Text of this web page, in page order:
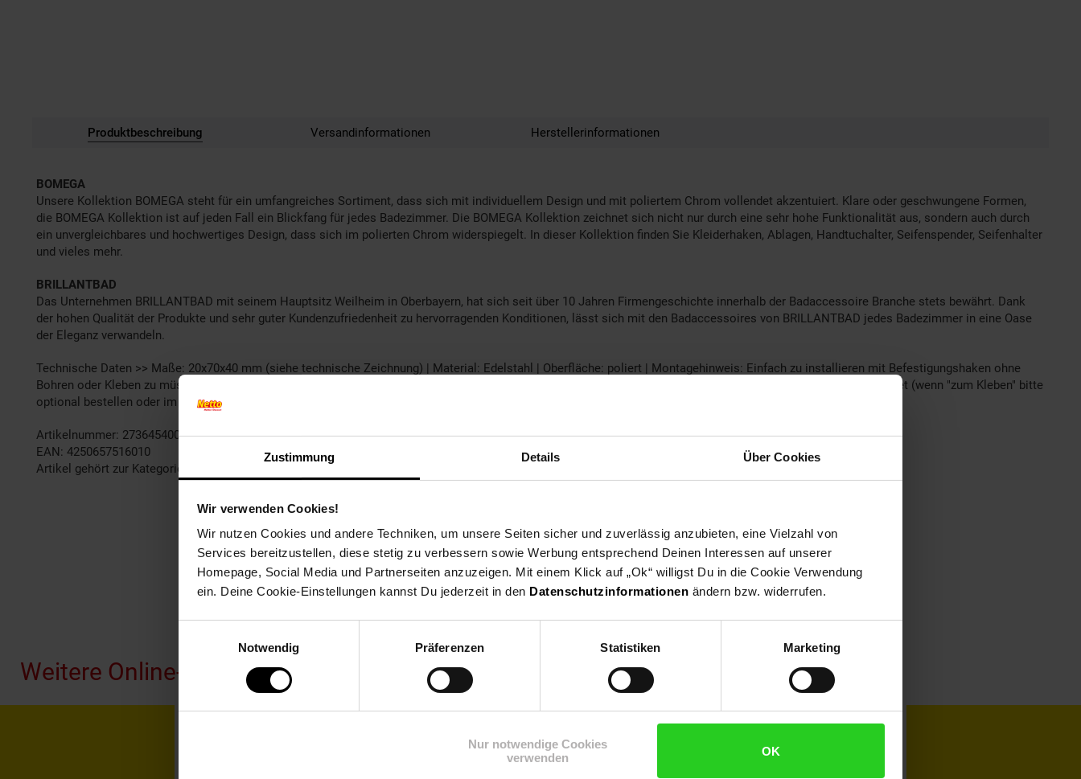
Zustimmung Details Über Cookies
Wir verwenden Cookies!
Wir nutzen Cookies und andere Techniken, um unsere Seiten sicher und zuverlässig anzubieten, eine Vielzahl von
Services bereitzustellen, diese stetig zu verbessern sowie Werbung entsprechend Deinen Interessen auf unserer
Homepage, Social Media und Partnerseiten anzuzeigen. Mit einem Klick auf „Ok“ willigst Du in die Cookie Verwendung
ein. Deine Cookie-Einstellungen kannst Du jederzeit in den Datenschutzinformationen ändern bzw. widerrufen.
Notwendig
Präferenzen Statistiken Marketing
Nur notwendige Cookies
verwenden
OK
Produktbeschreibung Versandinformationen Herstellerinformationen
BOMEGA
Unsere Kollektion BOMEGA steht für ein umfangreiches Sortiment, dass sich mit individuellem Design und mit poliertem Chrom vollendet akzentuiert. Klare oder geschwungene Formen,
die BOMEGA Kollektion ist auf jeden Fall ein Blickfang für jedes Badezimmer. Die BOMEGA Kollektion zeichnet sich nicht nur durch eine sehr hohe Funktionalität aus, sondern auch durch
ein unvergleichbares und hochwertiges Design, dass sich im polierten Chrom widerspiegelt. In dieser Kollektion finden Sie Kleiderhaken, Ablagen, Handtuchalter, Seifenspender, Seifenhalter
und vieles mehr.
BRILLANTBAD
Das Unternehmen BRILLANTBAD mit seinem Hauptsitz Weilheim in Oberbayern, hat sich seit über 10 Jahren Firmengeschichte innerhalb der Badaccessoire Branche stets bewährt. Dank
der hohen Qualität der Produkte und sehr guter Kundenzufriedenheit zu hervorragenden Konditionen, lässt sich mit den Badaccessoires von BRILLANTBAD jedes Badezimmer in eine Oase
der Eleganz verwandeln.
Technische Daten >> Maße: 20x70x40 mm (siehe technische Zeichnung) | Material: Edelstahl | Oberfläche: poliert | Montagehinweis: Einfach zu installieren mit Befestigungshaken ohne
Bohren oder Kleben zu müssen | Lieferumfang: Artikel inkl. Montagematerial Schrauben & Dübelset (wenn benötigt), 3M Stripes (wenn benötigt enthalten), Klebeset (wenn "zum Kleben" bitte
optional bestellen oder im Baumarkt einen 2K/3K Komponentenkleber besorgen). Bitte beachten Sie auch den Montage Hinweis!
Artikelnummer: 2736454000
EAN: 4250657516010
Artikel gehört zur Kategorie:
Weitere Online-Angebote
NettoKOM Karriere